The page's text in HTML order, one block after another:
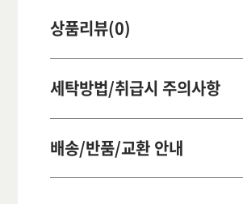
상품리뷰(0)
세탁방법/취급시 주의사항
배송/반품/교환 안내